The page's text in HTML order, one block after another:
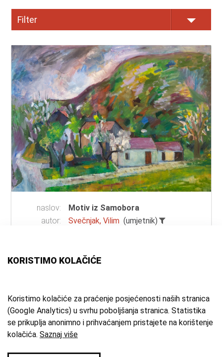
Filter
naslov:
Motiv iz Samobora
autor:
Svečnjak, Vilim (umjetnik)
tehnika:
ulje
vrijeme
izrade:
20. st.
zbirka: Umjetnička zbirka
KORISTIMO KOLAČIĆE
Koristimo kolačiće za praćenje posjećenosti naših stranica
(Google Analytics) u svrhu poboljšanja stranica. Statistika
se prikuplja anonimno i prihvaćanjem pristajete na korištenje
kolačića. Saznaj više